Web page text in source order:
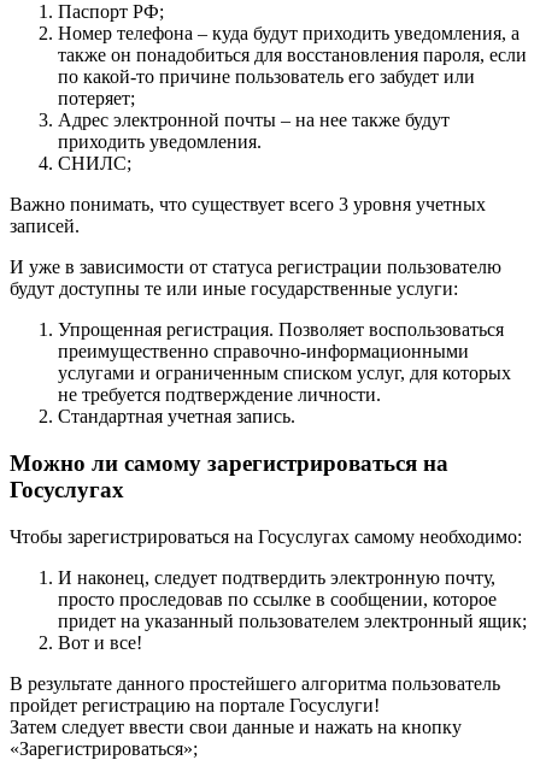
Паспорт РФ;
Номер телефона – куда будут приходить уведомления, а
также он понадобиться для восстановления пароля, если
по какой-то причине пользователь его забудет или
потеряет;
Адрес электронной почты – на нее также будут
приходить уведомления.
СНИЛС;
Важно понимать, что существует всего 3 уровня учетных
записей.
И уже в зависимости от статуса регистрации пользователю
будут доступны те или иные государственные услуги:
Упрощенная регистрация. Позволяет воспользоваться
преимущественно справочно-информационными
услугами и ограниченным списком услуг, для которых
не требуется подтверждение личности.
Стандартная учетная запись.
Можно ли самому зарегистрироваться на
Госуслугах
Чтобы зарегистрироваться на Госуслугах самому необходимо:
И наконец, следует подтвердить электронную почту,
просто проследовав по ссылке в сообщении, которое
придет на указанный пользователем электронный ящик;
Вот и все!
В результате данного простейшего алгоритма пользователь
пройдет регистрацию на портале Госуслуги!
Затем следует ввести свои данные и нажать на кнопку
«Зарегистрироваться»;